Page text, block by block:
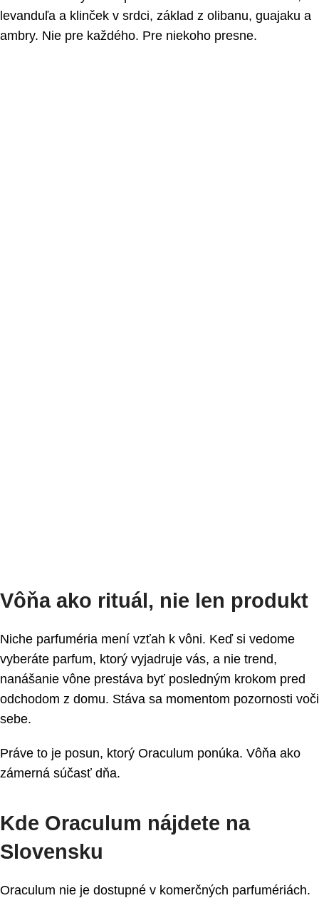
levanduľa a klinček v srdci, základ z olibanu, guajaku a
ambry. Nie pre každého. Pre niekoho presne.
Vôňa ako rituál, nie len produkt
Niche parfuméria mení vzťah k vôni. Keď si vedome
vyberáte parfum, ktorý vyjadruje vás, a nie trend,
nanášanie vône prestáva byť posledným krokom pred
odchodom z domu. Stáva sa momentom pozornosti voči
sebe.
Práve to je posun, ktorý Oraculum ponúka. Vôňa ako
zámerná súčasť dňa.
Kde Oraculum nájdete na
Slovensku
Oraculum nie je dostupné v komerčných parfumériách.